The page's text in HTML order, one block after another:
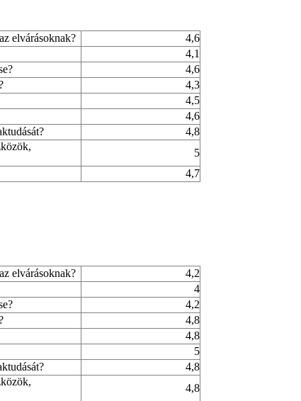
elvárásoknak?
4,6
4,1
4,6
4,3
4,5
4,6
4,8
5
4,7
elvárásoknak?
4,2
4
4,2
4,8
4,8
5
4,8
4,8